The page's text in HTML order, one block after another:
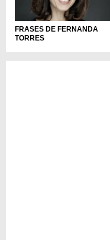
FRASES DE FERNANDA
TORRES